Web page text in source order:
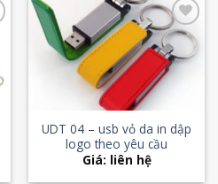
Add to
Wishlist
UDT 04 – usb vỏ da in dập
logo theo yêu cầu
Giá: liên hệ